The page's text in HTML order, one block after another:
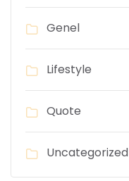
Genel
Lifestyle
Quote
Uncategorized